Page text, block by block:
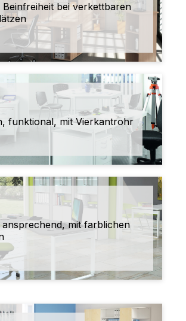
Beinfreiheit bei verkettbaren
funktional, mit Vierkantrohr
mit farblichen